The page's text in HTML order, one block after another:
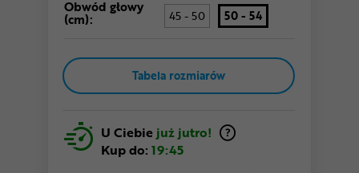
Obwód głowy
(cm): 45 - 50 50 - 54
Tabela rozmiarów
U Ciebie już jutro!
Kup do: 19:45